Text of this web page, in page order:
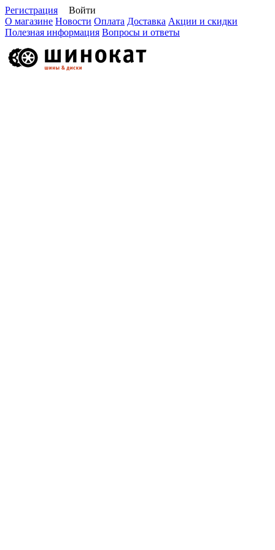
Регистрация
Войти
О магазине Новости Оплата Доставка Акции и скидки
Полезная информация Вопросы и ответы